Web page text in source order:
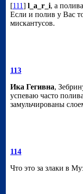
[111] l_a_r_i, а
Если и полив у Вас
мискантусов.
113
Ика Гегивна,
успеваю часто
замульчированы
114
Что это за злаки в